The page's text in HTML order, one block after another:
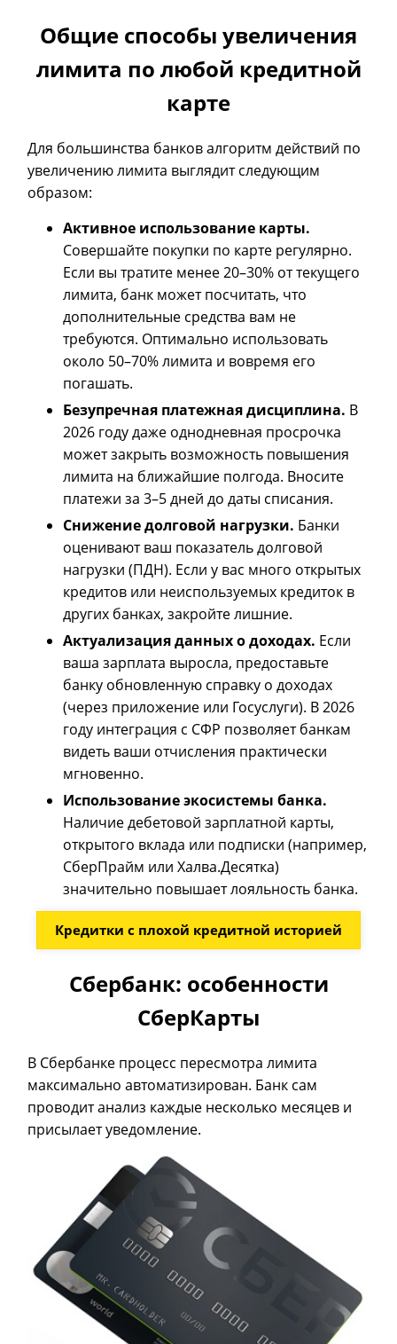
Общие способы увеличения
лимита по любой кредитной
карте
Для большинства банков алгоритм действий по
увеличению лимита выглядит следующим
образом:
Активное использование карты.
Совершайте покупки по карте регулярно.
Если вы тратите менее 20–30% от текущего
лимита, банк может посчитать, что
дополнительные средства вам не
требуются. Оптимально использовать
около 50–70% лимита и вовремя его
погашать.
Безупречная платежная дисциплина. В
2026 году даже однодневная просрочка
может закрыть возможность повышения
лимита на ближайшие полгода. Вносите
платежи за 3–5 дней до даты списания.
Снижение долговой нагрузки. Банки
оценивают ваш показатель долговой
нагрузки (ПДН). Если у вас много открытых
кредитов или неиспользуемых кредиток в
других банках, закройте лишние.
Актуализация данных о доходах. Если
ваша зарплата выросла, предоставьте
банку обновленную справку о доходах
(через приложение или Госуслуги). В 2026
году интеграция с СФР позволяет банкам
видеть ваши отчисления практически
мгновенно.
Использование экосистемы банка.
Наличие дебетовой зарплатной карты,
открытого вклада или подписки (например,
СберПрайм или Халва.Десятка)
значительно повышает лояльность банка.
Кредитки с плохой кредитной историей
Сбербанк: особенности
СберКарты
В Сбербанке процесс пересмотра лимита
максимально автоматизирован. Банк сам
проводит анализ каждые несколько месяцев и
присылает уведомление.